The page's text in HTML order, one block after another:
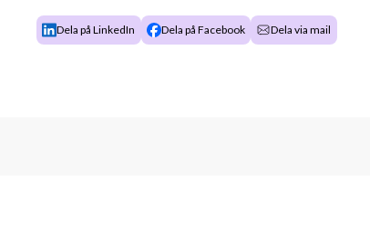
Dela på LinkedIn Dela på Facebook Dela via mail